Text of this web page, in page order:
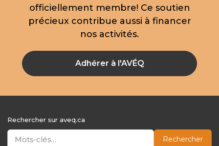
officiellement membre! Ce soutien
précieux contribue aussi à financer
nos activités.
Adhérer à l'AVÉQ
Rechercher sur aveq.ca
Rechercher